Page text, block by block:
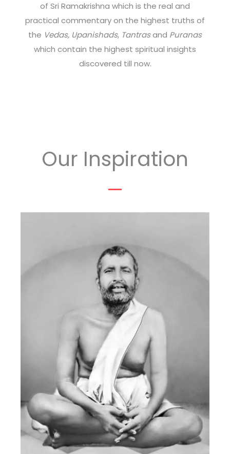
of Sri Ramakrishna which is the real and
practical commentary on the highest truths of
the Vedas, Upanishads, Tantrasand Puranas
which contain the highest spiritual insights
discovered till now.
Our Inspiration